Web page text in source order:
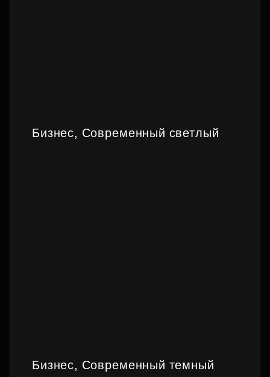
Бизнес, Современный светлый
Бизнес, Современный темный